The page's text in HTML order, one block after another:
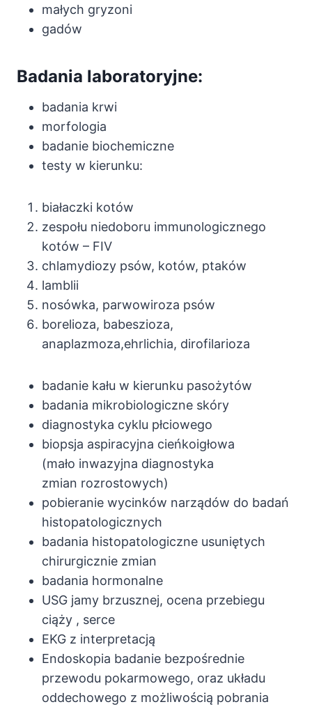
małych gryzoni
gadów
Badania laboratoryjne:
badania krwi
morfologia
badanie biochemiczne
testy w kierunku:
białaczki kotów
zespołu niedoboru immunologicznego
kotów – FIV
chlamydiozy psów, kotów, ptaków
lamblii
nosówka, parwowiroza psów
borelioza, babeszioza,
anaplazmoza,ehrlichia, dirofilarioza
badanie kału w kierunku pasożytów
badania mikrobiologiczne skóry
diagnostyka cyklu płciowego
biopsja aspiracyjna cieńkoigłowa
(mało inwazyjna diagnostyka
zmian rozrostowych)
pobieranie wycinków narządów do badań
histopatologicznych
badania histopatologiczne usuniętych
chirurgicznie zmian
badania hormonalne
USG jamy brzusznej, ocena przebiegu
ciąży , serce
EKG z interpretacją
Endoskopia badanie bezpośrednie
przewodu pokarmowego, oraz układu
oddechowego z możliwością pobrania